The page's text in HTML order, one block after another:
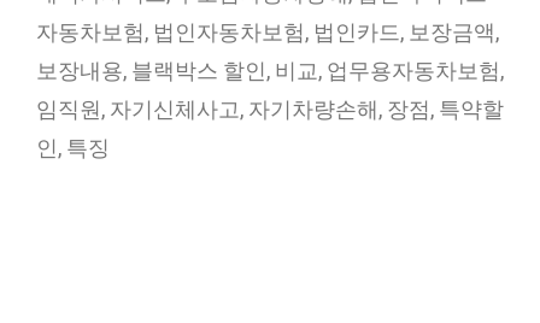
자동차보험, 법인자동차보험, 법인카드, 보장금액,
보장내용, 블랙박스 할인, 비교, 업무용자동차보험,
임직원, 자기신체사고, 자기차량손해, 장점, 특약할
인, 특징